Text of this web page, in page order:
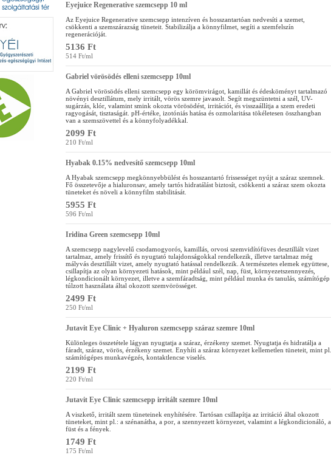
Eyejuice Regenerative szemcsepp 10 ml
Az Eyejuice Regenerative szemcsepp intenzíven és hosszantartóan nedvesíti a szemet,
csökkenti a szemszárazság tüneteit. Stabilizálja a könnyfilmet, segíti a szemfelszín
regenerációját.
5136 Ft
514 Ft/ml
Gabriel vörösödés elleni szemcsepp 10ml
A Gabriel vörösödés elleni szemcsepp egy körömvirágot, kamillát és édesköményt tartalmazó
növényi desztillátum, mely irritált, vörös szemre javasolt. Segít megszüntetni a szél, UV-
sugárzás, klór, valamint smink okozta vörösödést, irritációt, és visszaállítja a szem eredeti
ragyogását, tisztaságát. pH-értéke, izotóniás hatása és ozmolaritása tökéletesen összhangban
van a szemszövettel és a könnyfolyadékkal.
2099 Ft
210 Ft/ml
Hyabak 0.15% nedvesítő szemcsepp 10ml
A Hyabak szemcsepp megkönnyebbülést és hosszantartó frissességet nyújt a száraz szemnek.
Fő összetevője a hialuronsav, amely tartós hidratálást biztosít, csökkenti a száraz szem okozta
tüneteket és növeli a könnyfilm stabilitását.
5955 Ft
596 Ft/ml
Iridina Green szemcsepp 10ml
A szemcsepp nagylevelű csodamogyorós, kamillás, orvosi szemvidítófüves desztillált vizet
tartalmaz, amely frissítő és nyugtató tulajdonságokkal rendelkezik, illetve tartalmaz még
mályvás desztillált vizet, amely nyugtató hatással rendelkezik. A természetes elemek együttese,
csillapítja az olyan környezeti hatások, mint például szél, nap, füst, környezetszennyezés,
légkondicionált környezet, illetve a szemfáradtság, mint például munka és tanulás, számítógép
túlzott használata által okozott szemvörösséget.
2499 Ft
250 Ft/ml
Jutavit Eye Clinic + Hyaluron szemcsepp száraz szemre 10ml
Különleges összetétele lágyan nyugtatja a száraz, érzékeny szemet. Nyugtatja és hidratálja a
fáradt, száraz, vörös, érzékeny szemet. Enyhíti a száraz környezet kellemetlen tüneteit, mint pl.
számítógépes munkavégzés, kontaktlencse viselés.
2199 Ft
220 Ft/ml
Jutavit Eye Clinic szemcsepp irritált szemre 10ml
A viszkető, irritált szem tüneteinek enyhítésére. Tartósan csillapítja az irritáció által okozott
tüneteket, mint pl.: a szénanátha, a por, a szennyezett környezet, valamint a légkondicionáló, a
füst és a fények.
1749 Ft
175 Ft/ml